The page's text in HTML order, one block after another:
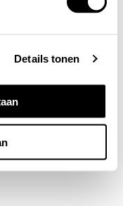
Details tonen